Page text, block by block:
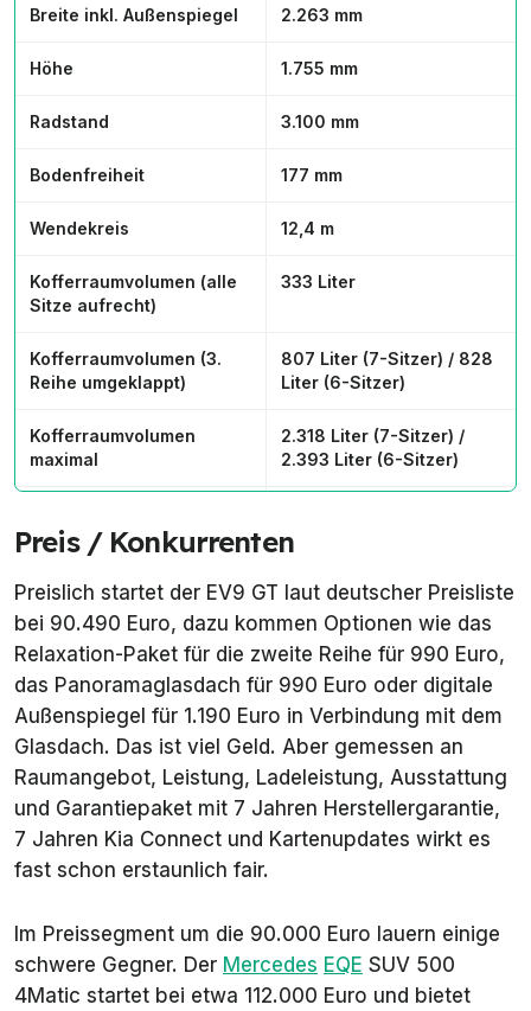
Breite inkl. Außenspiegel 2.263 mm
Höhe 1.755 mm
Radstand 3.100 mm
Bodenfreiheit 177 mm
Wendekreis 12,4 m
Kofferraumvolumen (alle
Sitze aufrecht)
333 Liter
Kofferraumvolumen (3.
Reihe umgeklappt)
807 Liter (7-Sitzer) / 828
Liter (6-Sitzer)
Kofferraumvolumen
maximal
2.318 Liter (7-Sitzer) /
2.393 Liter (6-Sitzer)
Preis / Konkurrenten
Preislich startet der EV9 GT laut deutscher Preisliste
bei 90.490 Euro, dazu kommen Optionen wie das
Relaxation-Paket für die zweite Reihe für 990 Euro,
das Panoramaglasdach für 990 Euro oder digitale
Außenspiegel für 1.190 Euro in Verbindung mit dem
Glasdach. Das ist viel Geld. Aber gemessen an
Raumangebot, Leistung, Ladeleistung, Ausstattung
und Garantiepaket mit 7 Jahren Herstellergarantie,
7 Jahren Kia Connect und Kartenupdates wirkt es
fast schon erstaunlich fair.
Im Preissegment um die 90.000 Euro lauern einige
schwere Gegner. Der Mercedes EQE SUV 500
4Matic startet bei etwa 112.000 Euro und bietet